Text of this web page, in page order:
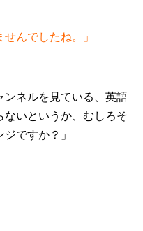
でしたね。」
ネルを見ている、英語
ないというか、むしろそ
ですか？」